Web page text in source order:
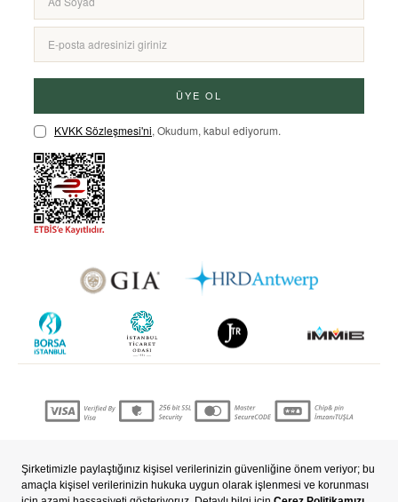
ÜYE OL
KVKK Sözleşmesi'ni, Okudum, kabul ediyorum.
T-SoftE-TicaretSistemleriyle Hazırlanmıştır.